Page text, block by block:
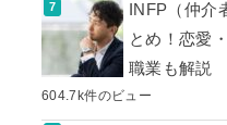
INFP（仲介
とめ！恋愛
職業も解説
604.7k件のビュー